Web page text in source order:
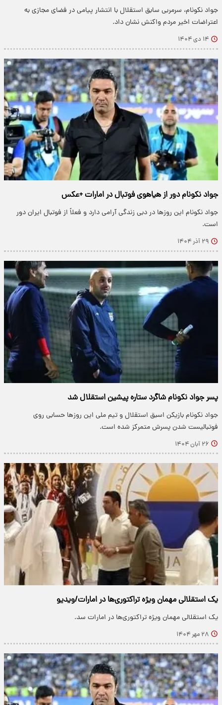
جواد نکونام، سرمربی سابق استقلال با انتشار پیامی در فضای مجازی به
اعتراضات اخیر مردم واکنش نشان داد.
۱۴ دی ۱۴۰۴
جواد نکونام دور از هیاهوی فوتبال در امارات +عکس
جواد نکونام این روزها در دبی زندگی آرامی دارد و فعلاً از فوتبال ایران دور
است.
۲۹ آذر ۱۴۰۴
پسر جواد نکونام شاگرد ستاره پیشین استقلال شد
جواد نکونام بازیکن اسبق استقلال و تیم ملی این روزها حسابی روی
فوتبالیست شدن پسرش متمرکز شده است.
۲۶ آبان ۱۴۰۴
یک استقلالی مهمان ویژه تراکتوری‌ها در امارات/ویدیو
یک استقلالی مهمان ویژه تراکتوری‌ها در امارات سد.
۲۸ مهر ۱۴۰۴